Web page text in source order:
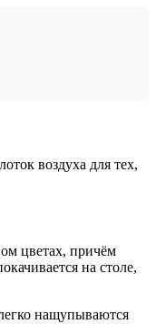
воздуха для тех,
цветах, причём
на столе,
нащупываются